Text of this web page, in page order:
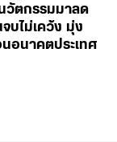
วัตกรรมมาลด
บไม่เคว้ง มุ่ง
อนาคตประเทศ